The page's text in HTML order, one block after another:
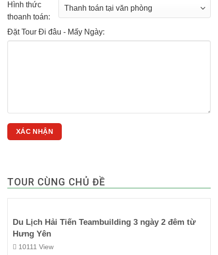
Hình thức
thoanh toán:
Đặt Tour Đi đâu - Mấy Ngày:
TOUR CÙNG CHỦ ĐỀ
Du Lịch Hải Tiến Teambuilding 3 ngày 2 đêm từ
Hưng Yên
10111 View